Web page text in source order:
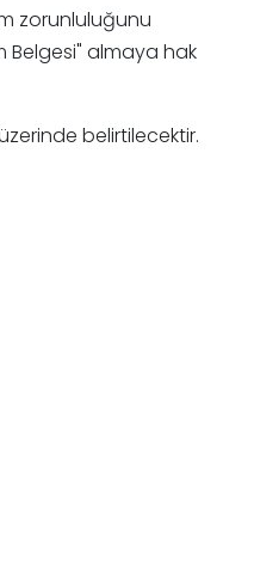
zorunluluğunu
Belgesi" almaya hak
belirtilecektir.